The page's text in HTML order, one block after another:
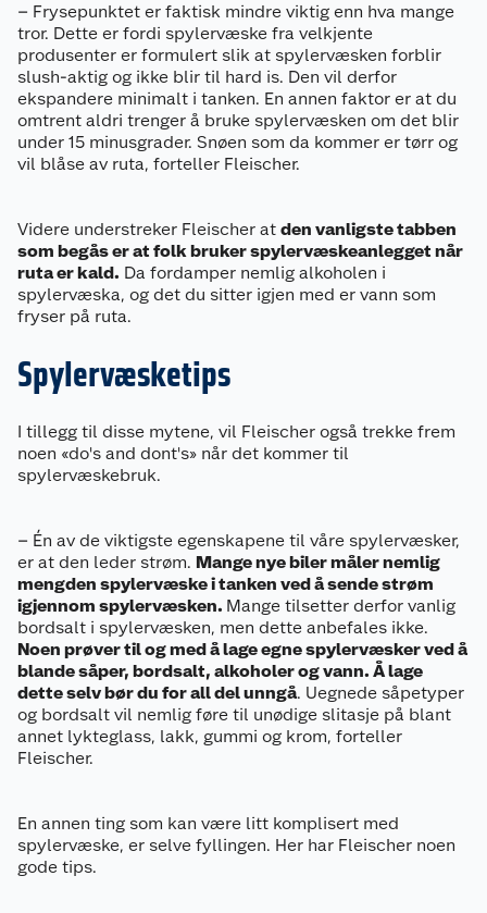
– Frysepunktet er faktisk mindre viktig enn hva mange
tror. Dette er fordi spylervæske fra velkjente
produsenter er formulert slik at spylervæsken forblir
slush-aktig og ikke blir til hard is. Den vil derfor
ekspandere minimalt i tanken. En annen faktor er at du
omtrent aldri trenger å bruke spylervæsken om det blir
under 15 minusgrader. Snøen som da kommer er tørr og
vil blåse av ruta, forteller Fleischer.
Videre understreker Fleischer at den vanligste tabben
som begås er at folk bruker spylervæskeanlegget når
ruta er kald. Da fordamper nemlig alkoholen i
spylervæska, og det du sitter igjen med er vann som
fryser på ruta.
Spylervæsketips
I tillegg til disse mytene, vil Fleischer også trekke frem
noen «do's and dont's» når det kommer til
spylervæskebruk.
– Én av de viktigste egenskapene til våre spylervæsker,
er at den leder strøm. Mange nye biler måler nemlig
mengden spylervæske i tanken ved å sende strøm
igjennom spylervæsken. Mange tilsetter derfor vanlig
bordsalt i spylervæsken, men dette anbefales ikke.
Noen prøver til og med å lage egne spylervæsker ved å
blande såper, bordsalt, alkoholer og vann. Å lage
dette selv bør du for all del unngå. Uegnede såpetyper
og bordsalt vil nemlig føre til unødige slitasje på blant
annet lykteglass, lakk, gummi og krom, forteller
Fleischer.
En annen ting som kan være litt komplisert med
spylervæske, er selve fyllingen. Her har Fleischer noen
gode tips.
Kundeservice
Butikker
Kontakt oss
Retur- og angrerett
Om oss
Nyheter
Våre merkevarer
Våre kjeder
Kjøpsvilkår
Hageinspirasjon